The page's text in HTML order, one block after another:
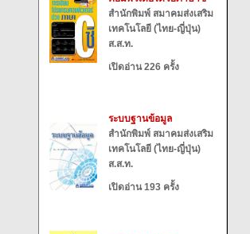
สำนักพิมพ์ สมาคมส่งเสริม
เทคโนโลยี (ไทย-ญี่ปุ่น)
ส.ส.ท.
เปิดอ่าน 226 ครั้ง
ระบบฐานข้อมูล
สำนักพิมพ์ สมาคมส่งเสริม
เทคโนโลยี (ไทย-ญี่ปุ่น)
ส.ส.ท.
เปิดอ่าน 193 ครั้ง